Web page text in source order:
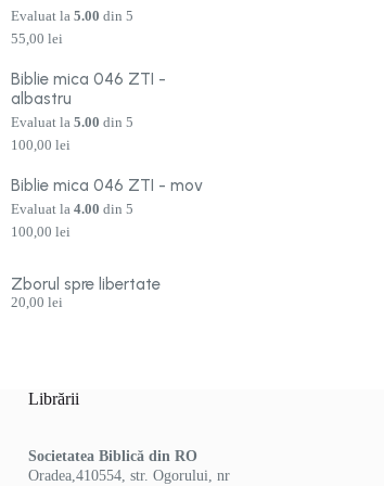
Evaluat la5.00 din 5
55,00lei
Biblie mica 046 ZTI -
albastru
Evaluat la5.00 din 5
100,00lei
Biblie mica 046 ZTI - mov
Evaluat la4.00 din 5
100,00lei
Zborul spre libertate
20,00lei
Librării
Societatea Biblică din RO
Oradea,410554, str. Ogorului, nr